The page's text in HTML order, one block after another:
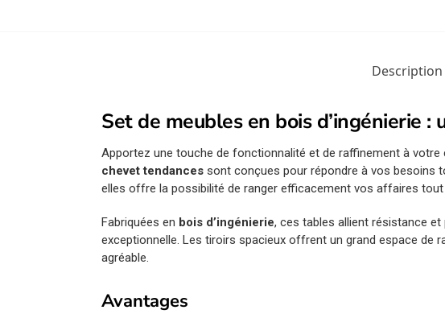
Description
Set de meubles en bois d’ingénierie
Apportez une touche de fonctionnalité et de raffinement à votre
chevet tendances sont conçues pour répondre à vos besoins
elles offre la possibilité de ranger efficacement vos affaires
Fabriquées en bois d’ingénierie, ces tables allient résistance
exceptionnelle. Les tiroirs spacieux offrent un grand espace de
agréable.
Avantages